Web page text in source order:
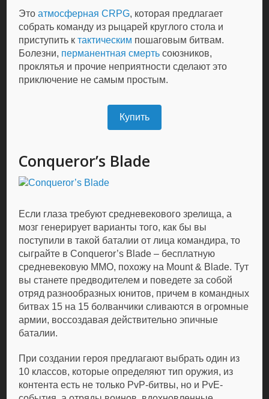
Этоатмосферная CRPG, которая предлагает
собрать команду из рыцарей круглого стола и
приступить ктактическим пошаговым битвам.
Болезни, перманентная смерть союзников,
проклятья и прочие неприятности сделают это
приключение не самым простым.
Купить
Conqueror’s Blade
Если глаза требуют средневекового зрелища, а
мозг генерирует варианты того, как бы вы
поступили в такой баталии от лица командира, то
сыграйте в Conqueror’s Blade – бесплатную
средневековую MMO, похожу на Mount & Blade. Тут
вы станете предводителем и поведете за собой
отряд разнообразных юнитов, причем в командных
битвах 15 на 15 болванчики сливаются в огромные
армии, воссоздавая действительно эпичные
баталии.
При создании героя предлагают выбрать один из
10 классов, которые определяют тип оружия, из
контента есть не только PvP-битвы, но и PvE-